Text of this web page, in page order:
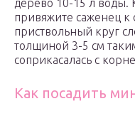
дерево 10-15 л воды.
привяжите саженец к
приствольный круг
толщиной 3-5 см
соприкасалась с
Как посадить